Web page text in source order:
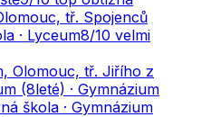
tř. Spojenců
· Lyceum8/10 velmi
Olomouc, tř. Jiřího z
(8leté) · Gymnázium
škola · Gymnázium